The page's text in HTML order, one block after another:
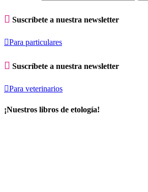
 Suscríbete a nuestra newsletter
Para particulares
 Suscríbete a nuestra newsletter
Para veterinarios
¡Nuestros libros de etología!